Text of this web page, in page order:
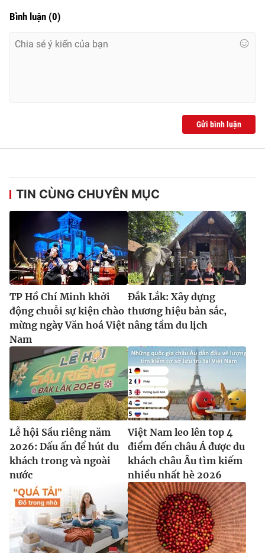
Bình luận (0)
Gửi bình luận
TIN CÙNG CHUYÊN MỤC
TP Hồ Chí Minh khởi
động chuỗi sự kiện chào
mừng ngày Văn hoá Việt
Nam
Đắk Lắk: Xây dựng
thương hiệu bản sắc,
nâng tầm du lịch
Lễ hội Sầu riêng năm
2026: Dấu ấn để hút du
khách trong và ngoài
nước
Việt Nam leo lên top 4
điểm đến châu Á được du
khách châu Âu tìm kiếm
nhiều nhất hè 2026